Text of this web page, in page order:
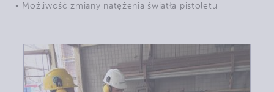
• Możliwość zmiany natężenia światła pistoletu